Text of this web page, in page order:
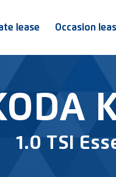
lease Occasion
1.0 TSI